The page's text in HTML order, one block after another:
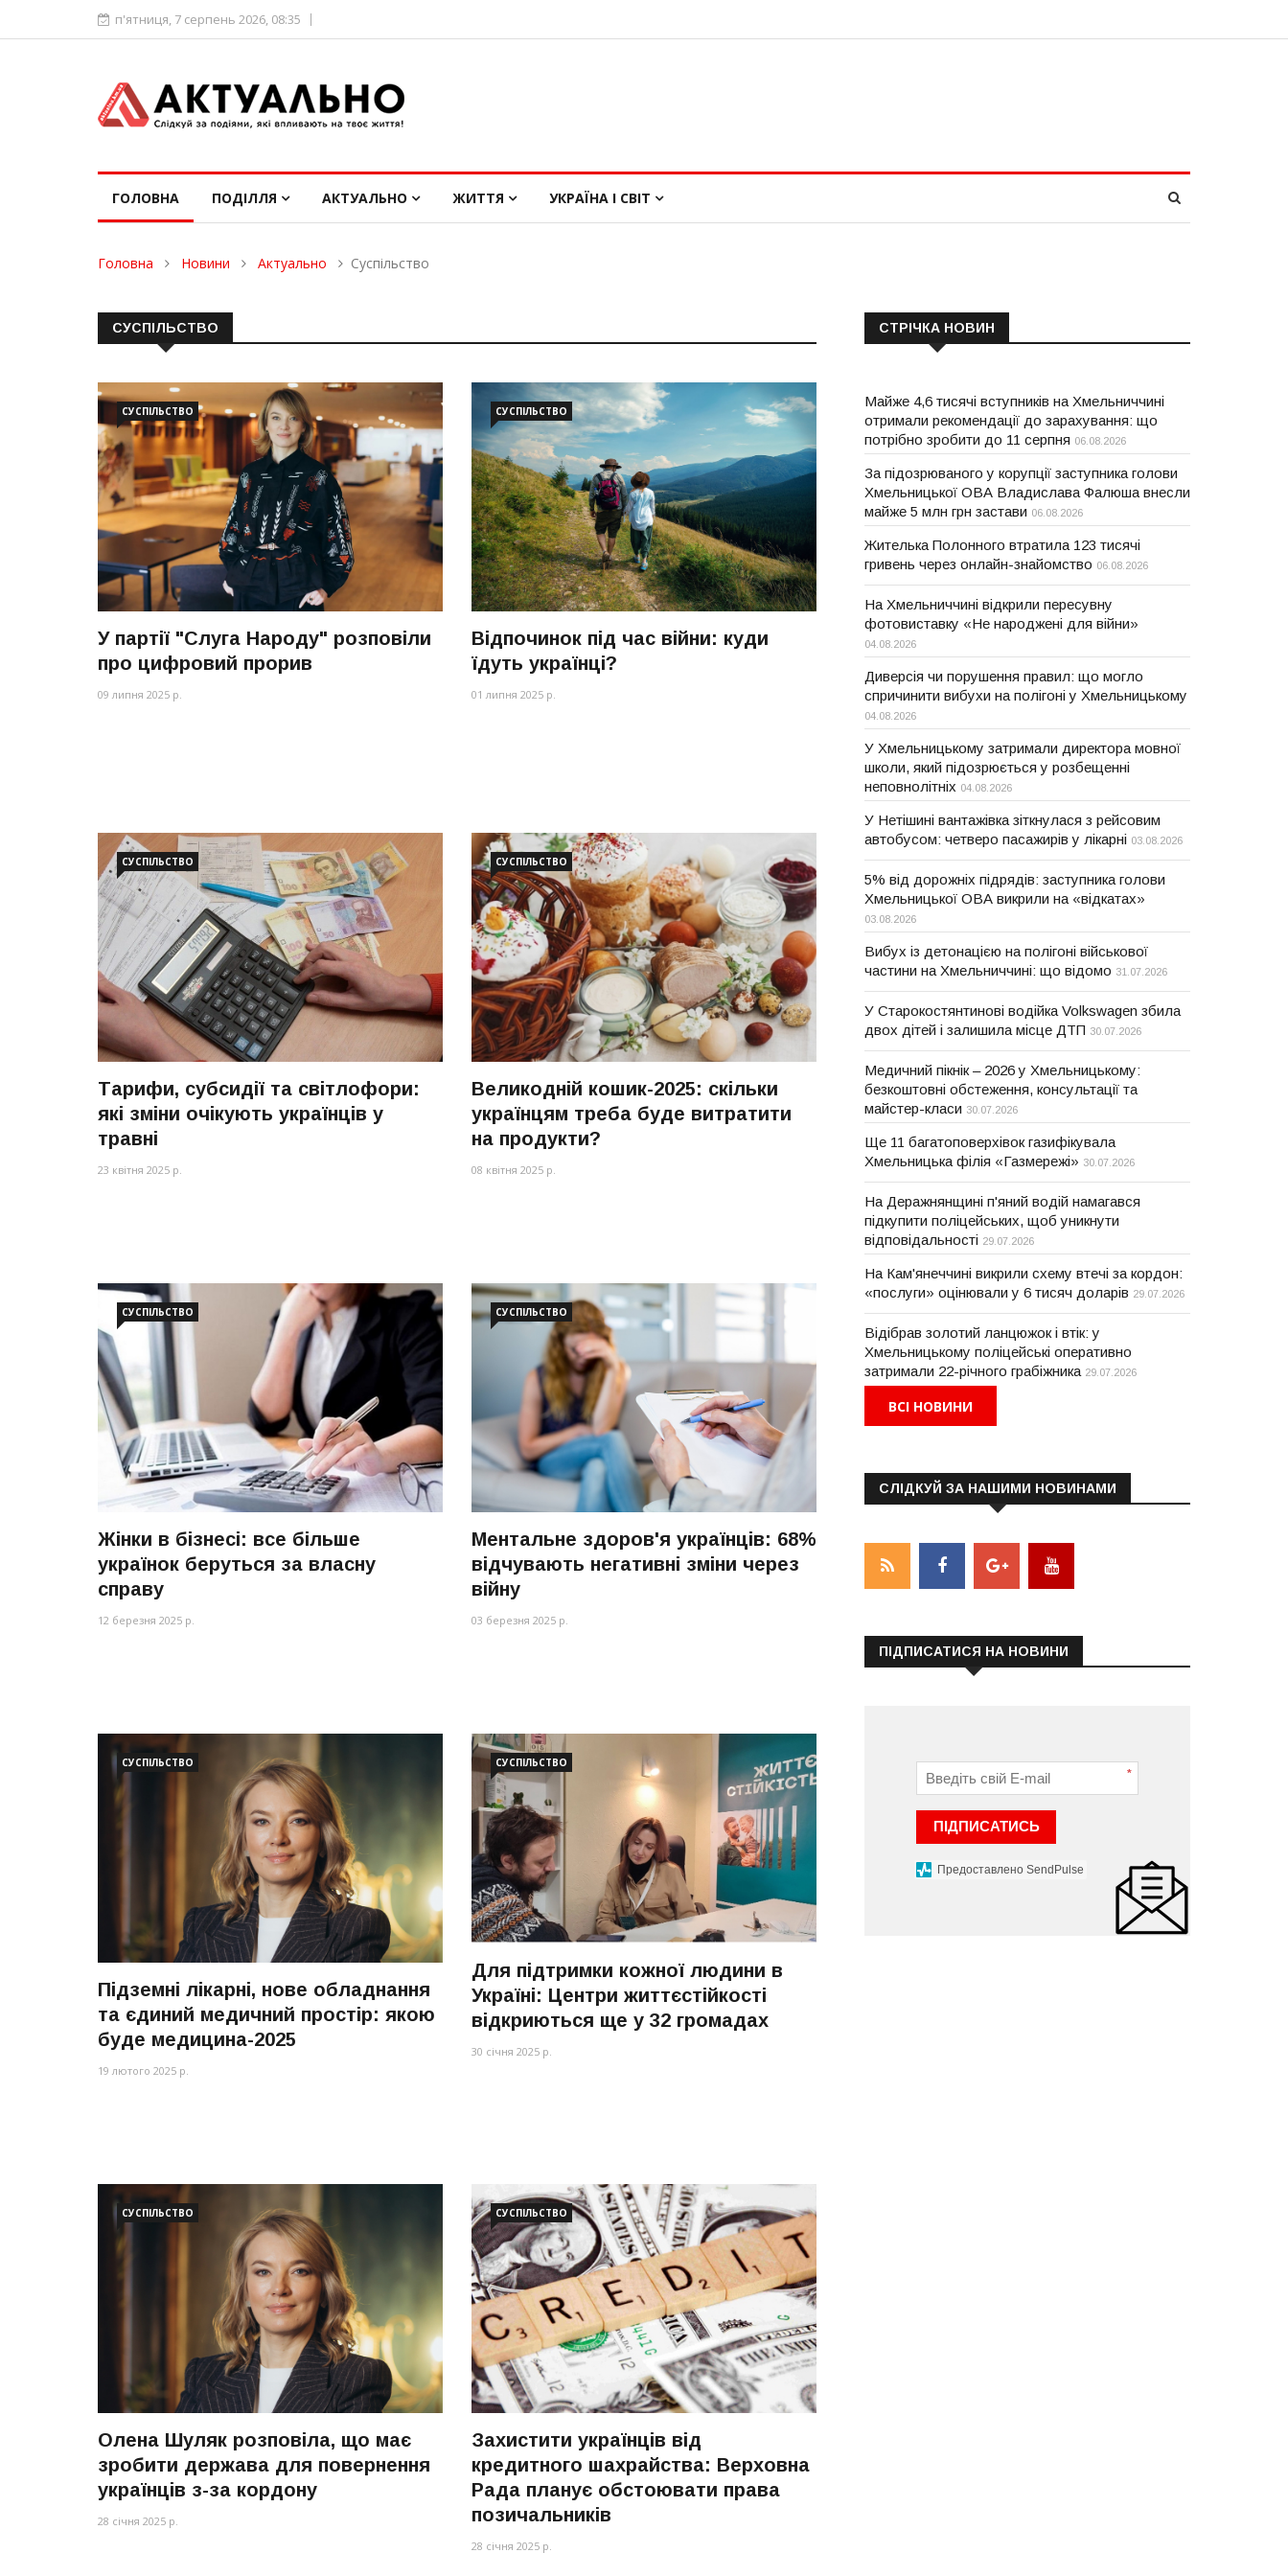
п'ятниця, 7 серпень 2026, 08:35
ГОЛОВНА ПОДІЛЛЯ АКТУАЛЬНО ЖИТТЯ УКРАЇНА І СВІТ
Головна Новини Актуально Суспільство
СУСПІЛЬСТВО
СУСПІЛЬСТВО
У партії "Слуга Народу" розповіли
про цифровий прорив
09 липня 2025 р.
СУСПІЛЬСТВО
Відпочинок під час війни: куди
їдуть українці?
01 липня 2025 р.
СУСПІЛЬСТВО
Тарифи, субсидії та світлофори:
які зміни очікують українців у
травні
23 квітня 2025 р.
СУСПІЛЬСТВО
Великодній кошик-2025: скільки
українцям треба буде витратити
на продукти?
08 квітня 2025 р.
СУСПІЛЬСТВО
Жінки в бізнесі: все більше
українок беруться за власну
справу
12 березня 2025 р.
СУСПІЛЬСТВО
Ментальне здоров'я українців: 68%
відчувають негативні зміни через
війну
03 березня 2025 р.
СУСПІЛЬСТВО
Підземні лікарні, нове обладнання
та єдиний медичний простір: якою
буде медицина-2025
19 лютого 2025 р.
СУСПІЛЬСТВО
Для підтримки кожної людини в
Україні: Центри життєстійкості
відкриються ще у 32 громадах
30 січня 2025 р.
СУСПІЛЬСТВО
Олена Шуляк розповіла, що має
зробити держава для повернення
українців з-за кордону
28 січня 2025 р.
СУСПІЛЬСТВО
Захистити українців від
кредитного шахрайства: Верховна
Рада планує обстоювати права
позичальників
28 січня 2025 р.
СТРІЧКА НОВИН
Майже 4,6 тисячі вступників на Хмельниччині
отримали рекомендації до зарахування: що
потрібно зробити до 11 серпня 06.08.2026
За підозрюваного у корупції заступника голови
Хмельницької ОВА Владислава Фалюша внесли
майже 5 млн грн застави 06.08.2026
Жителька Полонного втратила 123 тисячі
гривень через онлайн-знайомство 06.08.2026
На Хмельниччині відкрили пересувну
фотовиставку «Не народжені для війни»
04.08.2026
Диверсія чи порушення правил: що могло
спричинити вибухи на полігоні у Хмельницькому
04.08.2026
У Хмельницькому затримали директора мовної
школи, який підозрюється у розбещенні
неповнолітніх 04.08.2026
У Нетішині вантажівка зіткнулася з рейсовим
автобусом: четверо пасажирів у лікарні 03.08.2026
5% від дорожніх підрядів: заступника голови
Хмельницької ОВА викрили на «відкатах»
03.08.2026
Вибух із детонацією на полігоні військової
частини на Хмельниччині: що відомо 31.07.2026
У Старокостянтинові водійка Volkswagen збила
двох дітей і залишила місце ДТП 30.07.2026
Медичний пікнік – 2026 у Хмельницькому:
безкоштовні обстеження, консультації та
майстер-класи 30.07.2026
Ще 11 багатоповерхівок газифікувала
Хмельницька філія «Газмережі» 30.07.2026
На Деражнянщині п'яний водій намагався
підкупити поліцейських, щоб уникнути
відповідальності 29.07.2026
На Кам'янеччині викрили схему втечі за кордон:
«послуги» оцінювали у 6 тисяч доларів 29.07.2026
Відібрав золотий ланцюжок і втік: у
Хмельницькому поліцейські оперативно
затримали 22-річного грабіжника 29.07.2026
ВСІ НОВИНИ
СЛІДКУЙ ЗА НАШИМИ НОВИНАМИ
ПІДПИСАТИСЯ НА НОВИНИ
*
ПІДПИСАТИСЬ
Предоставлено SendPulse